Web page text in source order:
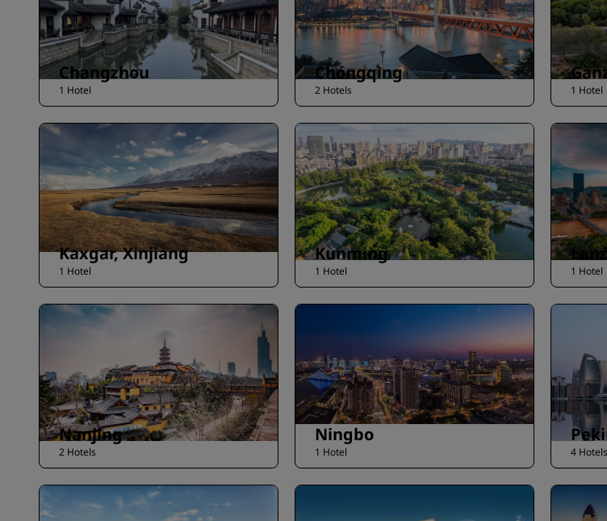
Changzhou
1 Hotel
Chóngqìng
2 Hotels 1 Hotel
Kaxgar, Xinjiang
1 Hotel
Kunming
1 Hotel 1 Hotel
Nanjing
2 Hotels
Ningbo
1 Hotel 4 Hotels